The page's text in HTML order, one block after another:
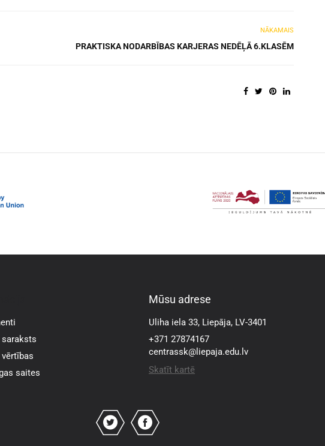
NĀKAMAIS
PRAKTISKA NODARBĪBAS KARJERAS NEDĒĻĀ 6.KLASĒM
saraksts
saites
Mūsu adrese
Uliha iela 33, Liepāja, LV-3401
+371 27874167
centrassk@liepaja.edu.lv
Skatīt kartē